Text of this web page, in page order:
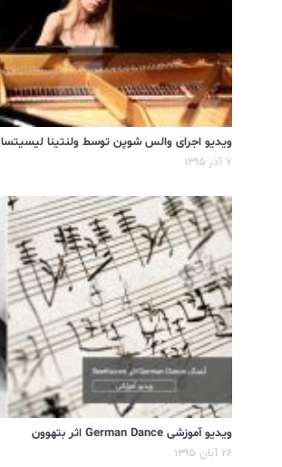
ویدیو اجرای والس شوپن توسط ولنتینا لیسیتسا
۷ آذر ۱۳۹۵
ویدیو آموزشی German Dance اثر بتهوون
۲۶ آبان ۱۳۹۵